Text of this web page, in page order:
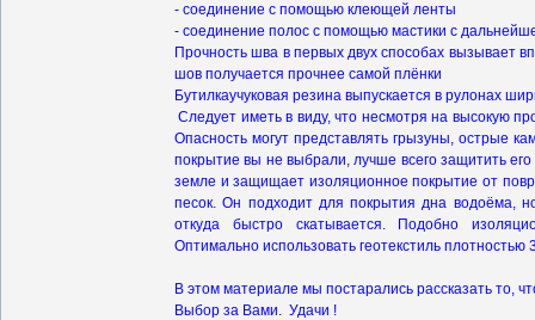
- соединение с помощью клеющей ленты
- соединение полос с помощью мастики с
Прочность шва в первых двух способах вызывает
шов получается прочнее самой плёнки
Бутилкаучуковая резина выпускается в рулонах
Следует иметь в виду, что несмотря на высокую
Опасность могут представлять грызуны, острые
покрытие вы не выбрали, лучше всего защитить
земле и защищает изоляционное покрытие от
песок. Он подходит для покрытия дна водоёма,
откуда быстро скатывается. Подобно
Оптимально использовать геотекстиль плотностью
В этом материале мы постарались рассказать то,
Выбор за Вами. Удачи !